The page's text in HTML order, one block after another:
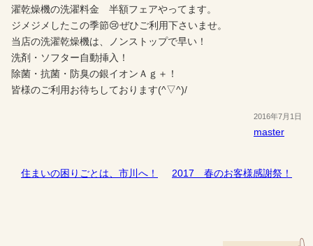
濯乾燥機の洗濯料金 半額フェアやってます。
ジメジメしたこの季節😢ぜひご利用下さいませ。
当店の洗濯乾燥機は、ノンストップで早い！
洗剤・ソフター自動挿入！
除菌・抗菌・防臭の銀イオンＡｇ＋！
皆様のご利用お待ちしております(^▽^)/
2016年7月1日
master
住まいの困りごとは、市川へ！ 2017 春のお客様感謝祭！